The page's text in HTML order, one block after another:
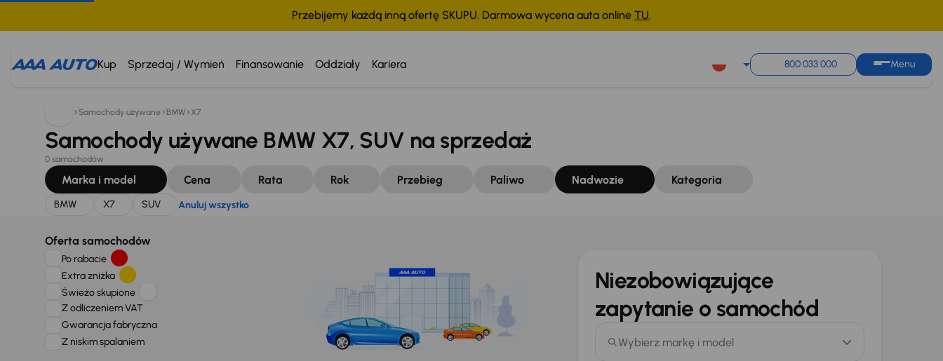
Przebijemy każdą inną ofertę SKUPU. Darmowa wycena auta online TU.
Kup Sprzedaj / Wymień Finansowanie Oddziały Kariera 800 033 000 Menu
Szukam: Anuluj wszystko
Samochody używane BMW X7
Samochody używane BMW X7, SUV na sprzedaż
0 samochodów
Marka i model Cena Rata Rok Przebieg Paliwo Nadwozie Kategoria
BMW X7 SUV Anuluj wszystko
Oferta samochodów
Po rabacie
Extra zniżka
Świeżo skupione
Z odliczeniem VAT
Gwarancja fabryczna
Z niskim spalaniem
Niezobowiązujące
zapytanie o samochód
Wybierz markę i model